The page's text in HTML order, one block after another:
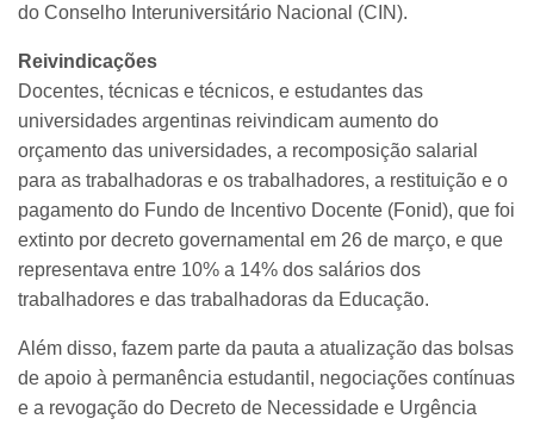
do Conselho Interuniversitário Nacional (CIN).
Reivindicações
Docentes, técnicas e técnicos, e estudantes das
universidades argentinas reivindicam aumento do
orçamento das universidades, a recomposição salarial
para as trabalhadoras e os trabalhadores, a restituição e o
pagamento do Fundo de Incentivo Docente (Fonid), que foi
extinto por decreto governamental em 26 de março, e que
representava entre 10% a 14% dos salários dos
trabalhadores e das trabalhadoras da Educação.
Além disso, fazem parte da pauta a atualização das bolsas
de apoio à permanência estudantil, negociações contínuas
e a revogação do Decreto de Necessidade e Urgência